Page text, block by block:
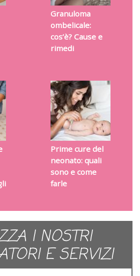
Granuloma
ombelicale:
cos’è? Cause e
rimedi
Prime cure del
neonato: quali
sono e come
farle
I NOSTRI
E SERVIZI